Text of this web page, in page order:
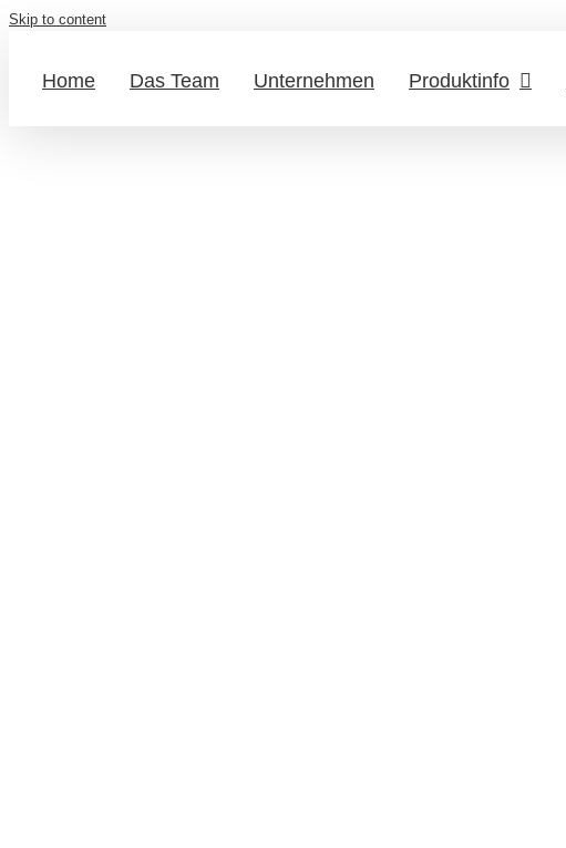
Skip to content
Home Das Team Unternehmen Produktinfo